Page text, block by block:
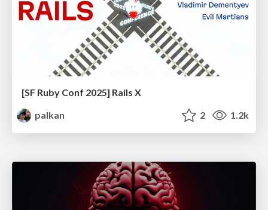
[SF Ruby Conf 2025] Rails X
palkan
2 1.2k